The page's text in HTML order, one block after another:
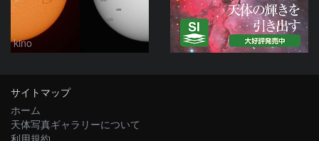
kino
サイトマップ
ホーム
天体写真ギャラリーについて
利用規約